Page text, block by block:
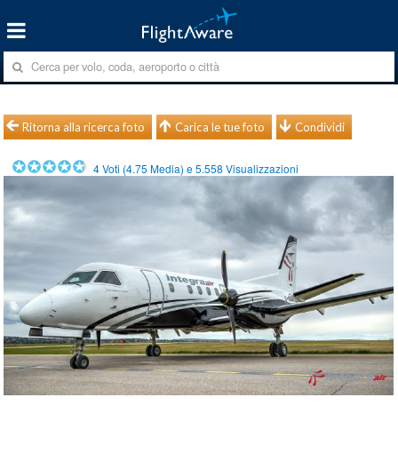
Ritorna alla ricerca foto Carica le tue foto Condividi
4Voti (4.75 Media) e5.558 Visualizzazioni